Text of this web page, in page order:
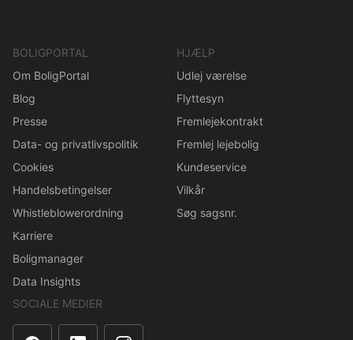
BOLIGPORTAL
Om BoligPortal
Blog
Presse
Data- og privatlivspolitik
Cookies
Handelsbetingelser
Whistleblowerordning
Karriere
Boligmanager
Data Insights
HJÆLP
Udlej værelse
Flyttesyn
Fremlejekontrakt
Fremlej lejebolig
Kundeservice
Vilkår
Søg sagsnr.
SOCIALE MEDIER